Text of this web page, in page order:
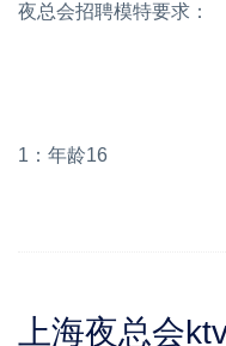
夜总会招聘模特要求：
1：年龄16
上海夜总会